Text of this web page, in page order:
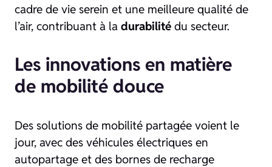
cadre de vie serein et une meilleure qualité de
l’air, contribuant à la durabilité du secteur.
Les innovations en matière
de mobilité douce
Des solutions de mobilité partagée voient le
jour, avec des véhicules électriques en
autopartage et des bornes de recharge